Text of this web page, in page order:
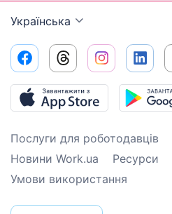
Українська
Послуги для роботодавців
Новини Work.ua
Ресурси
Умови використання